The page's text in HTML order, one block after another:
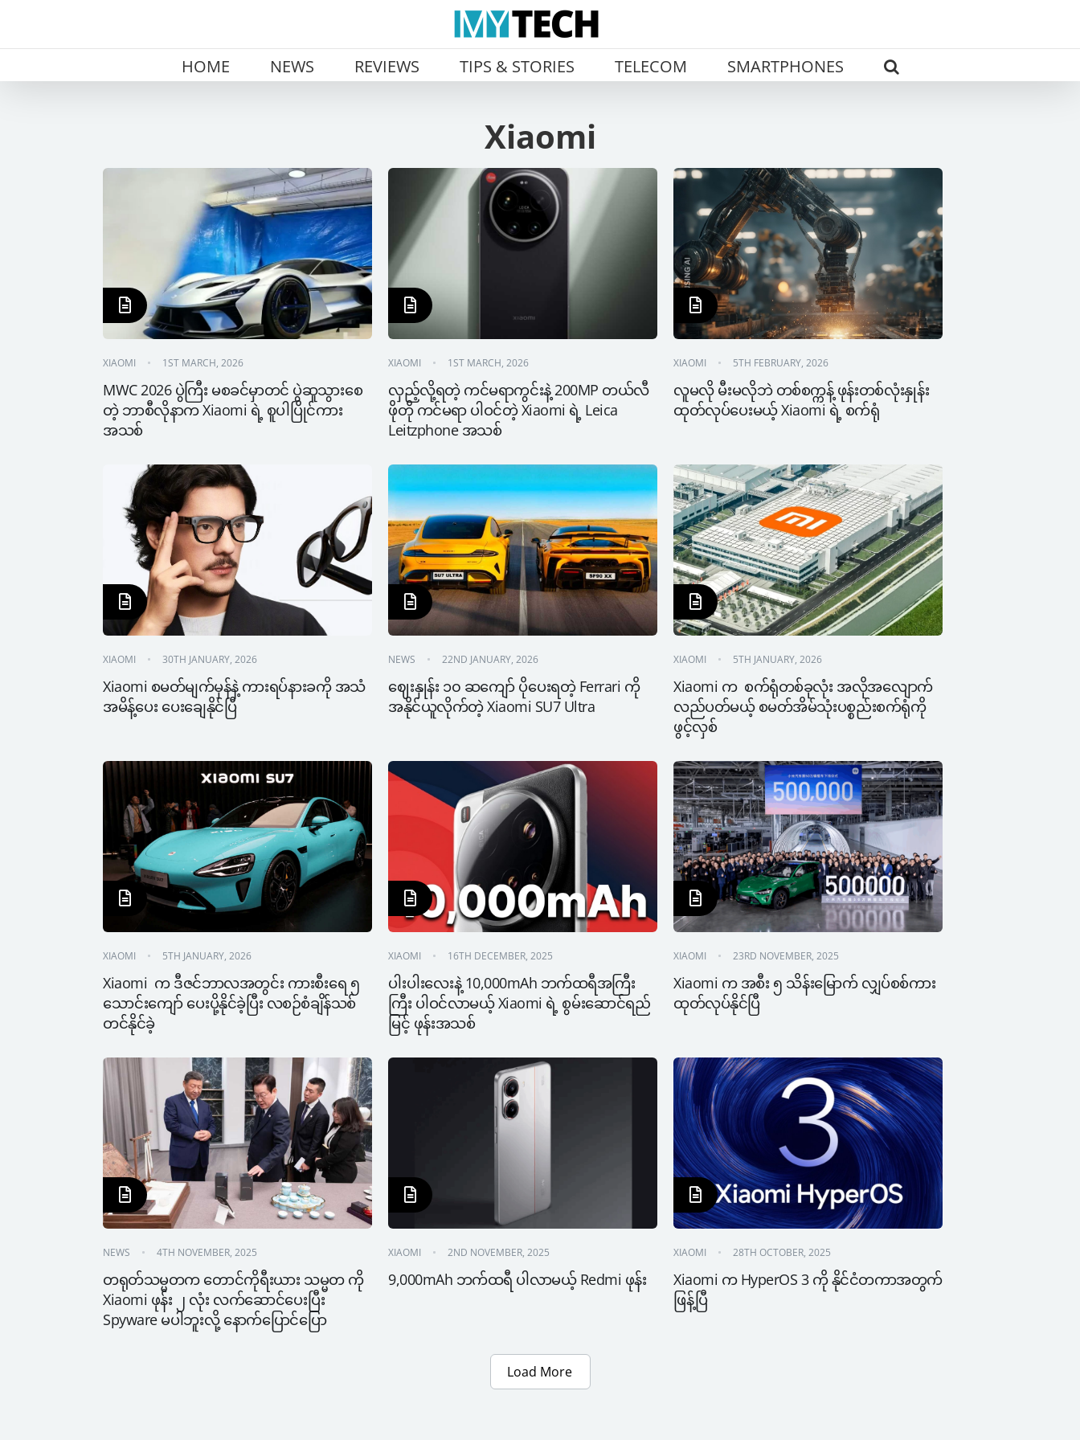
HOME NEWS REVIEWS TIPS & STORIES TELECOM SMARTPHONES
Xiaomi
XIAOMI 1ST MARCH, 2026
MWC 2026 ပွဲကြီး မစခင်မှာတင် ပွဲဆူသွားစေ
တဲ့ ဘာစီလိုနာက Xiaomi ရဲ့ စူပါပြိုင်ကား
အသစ်
XIAOMI 1ST MARCH, 2026
လှည့်လို့ရတဲ့ ကင်မရာကွင်းနဲ့ 200MP တယ်လီ
ဖိုတို ကင်မရာ ပါဝင်တဲ့ Xiaomi ရဲ့ Leica
Leitzphone အသစ်
XIAOMI 5TH FEBRUARY, 2026
လူမလို မီးမလိုဘဲ တစ်စက္ကန့် ဖုန်းတစ်လုံးနှုန်း
ထုတ်လုပ်ပေးမယ့် Xiaomi ရဲ့ စက်ရုံ
XIAOMI 30TH JANUARY, 2026
Xiaomi စမတ်မျက်မှန်နဲ့ ကားရပ်နားခကို အသံ
အမိန့်ပေး ပေးချေနိုင်ပြီ
NEWS 22ND JANUARY, 2026
ဈေးနှုန်း ၁၀ ဆကျော် ပိုပေးရတဲ့ Ferrari ကို
အနိုင်ယူလိုက်တဲ့ Xiaomi SU7 Ultra
XIAOMI 5TH JANUARY, 2026
Xiaomi က  စက်ရုံတစ်ခုလုံး အလိုအလျောက်
လည်ပတ်မယ့် စမတ်အိမ်သုံးပစ္စည်းစက်ရုံကို
ဖွင့်လှစ်
XIAOMI 5TH JANUARY, 2026
Xiaomi  က ဒီဇင်ဘာလအတွင်း ကားစီးရေ ၅
သောင်းကျော် ပေးပို့နိုင်ခဲ့ပြီး လစဉ်စံချိန်သစ်
တင်နိုင်ခဲ့
XIAOMI 16TH DECEMBER, 2025
ပါးပါးလေးနဲ့ 10,000mAh ဘက်ထရီအကြီး
ကြီး ပါဝင်လာမယ့် Xiaomi ရဲ့ စွမ်းဆောင်ရည်
မြင့် ဖုန်းအသစ်
XIAOMI 23RD NOVEMBER, 2025
Xiaomi က အစီး ၅ သိန်းမြောက် လျှပ်စစ်ကား
ထုတ်လုပ်နိုင်ပြီ
NEWS 4TH NOVEMBER, 2025
တရုတ်သမ္မတက တောင်ကိုရီးယား သမ္မတ ကို
Xiaomi ဖုန်း ၂ လုံး လက်ဆောင်ပေးပြီး
Spyware မပါဘူးလို့ နောက်ပြောင်ပြော
XIAOMI 2ND NOVEMBER, 2025
9,000mAh ဘက်ထရီ ပါလာမယ့် Redmi ဖုန်း
XIAOMI 28TH OCTOBER, 2025
Xiaomi က HyperOS 3 ကို နိုင်ငံတကာအတွက်
ဖြန့်ပြီ
Load More